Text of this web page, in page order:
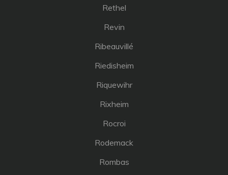
Rethel
Revin
Ribeauvillé
Riedisheim
Riquewihr
Rixheim
Rocroi
Rodemack
Rombas